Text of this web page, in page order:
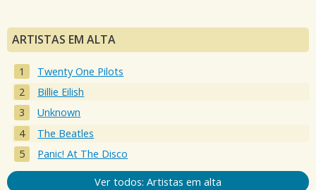
ARTISTAS EM ALTA
Twenty One Pilots
Billie Eilish
Unknown
The Beatles
Panic! At The Disco
Ver todos: Artistas em alta